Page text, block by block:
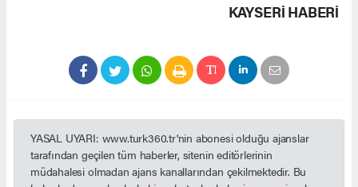
KAYSERI HABERİ
YASAL UYARI: www.turk360.tr'nin abonesi olduğu ajanslar
tarafından geçilen tüm haberler, sitenin editörlerinin
müdahalesi olmadan ajans kanallarından çekilmektedir. Bu